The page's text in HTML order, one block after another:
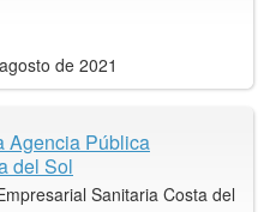
de 2021
Agencia Pública
del Sol
Sanitaria Costa del